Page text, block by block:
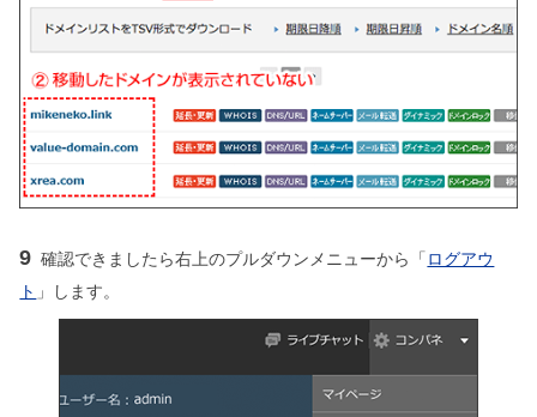
9 確認できましたら右上のプルダウンメニューから「 ログアウ
ト 」します。